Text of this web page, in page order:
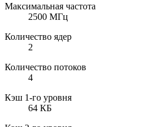
Максимальная частота
2500 МГц
Количество ядер
2
Количество потоков
4
Кэш 1-го уровня
64 КБ